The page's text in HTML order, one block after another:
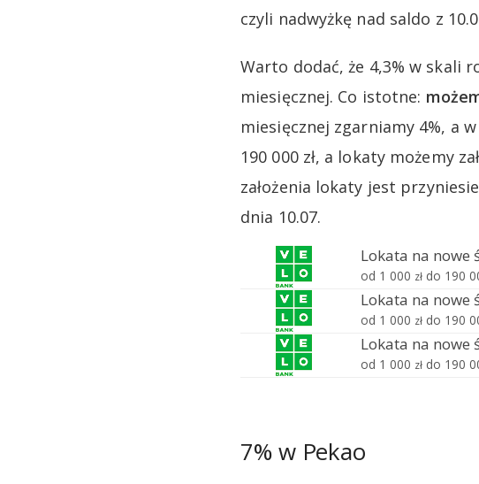
czyli nadwyżkę nad saldo z
Warto dodać, że 4,3% w skali
miesięcznej. Co istotne:
miesięcznej zgarniamy 4%, a
190 000 zł, a lokaty możemy
założenia lokaty jest
dnia 10.07.
7% w Pekao